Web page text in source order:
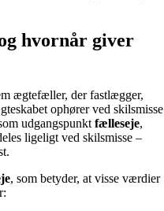
hvornår giver
ægtefæller, der fastlægger,
ophører ved skilsmisse
udgangspunkt fælleseje,
ligeligt ved skilsmisse –
, som betyder, at visse værdier